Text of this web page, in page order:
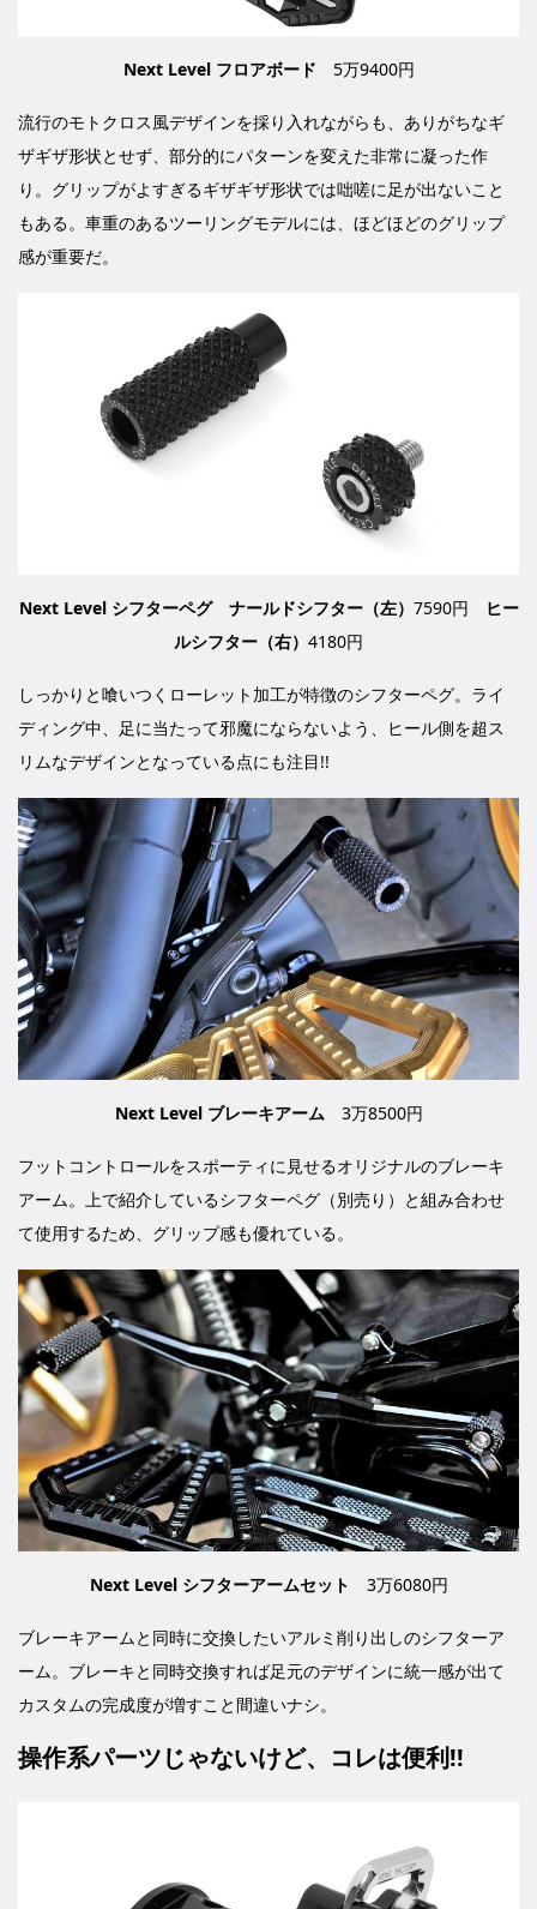
Next Level フロアボード 5万9400円
流行のモトクロス風デザインを採り入れながらも、ありがちなギ
ザギザ形状とせず、部分的にパターンを変えた非常に凝った作
り。グリップがよすぎるギザギザ形状では咄嗟に足が出ないこと
もある。車重のあるツーリングモデルには、ほどほどのグリップ
感が重要だ。
Next Level シフターペグ ナールドシフター（左） 7590円
ヒー
ルシフター（右） 4180円
しっかりと喰いつくローレット加工が特徴のシフターペグ。ライ
ディング中、足に当たって邪魔にならないよう、ヒール側を超ス
リムなデザインとなっている点にも注目!!
Next Level ブレーキアーム3万8500円
フットコントロールをスポーティに見せるオリジナルのブレーキ
アーム。上で紹介しているシフターペグ（別売り）と組み合わせ
て使用するため、グリップ感も優れている。
Next Level シフターアームセット 3万6080円
ブレーキアームと同時に交換したいアルミ削り出しのシフターア
ーム。ブレーキと同時交換すれば足元のデザインに統一感が出て
カスタムの完成度が増すこと間違いナシ。
操作系パーツじゃないけど、コレは便利!!